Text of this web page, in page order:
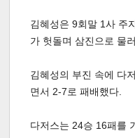
김혜성은 9회말 1사 주
가 헛돌며 삼진으로 물
김혜성의 부진 속에 다
면서 2-7로 패배했다.
다저스는 24승 16패를